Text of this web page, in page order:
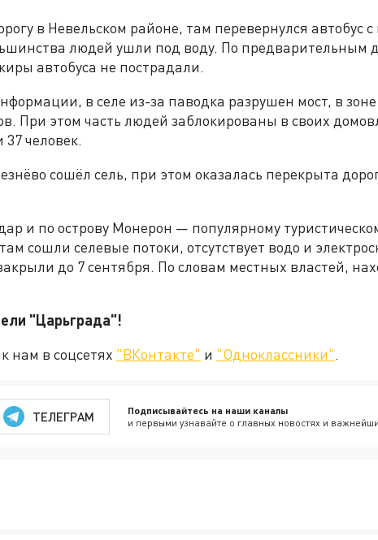
в Невельском районе, там перевернулся автобус
людей ушли под воду. По предварительным
автобуса не пострадали.
в селе из-за паводка разрушен мост, в
При этом часть людей заблокированы в своих
человек.
сошёл сель, при этом оказалась перекрыта
и по острову Монерон — популярному
сошли селевые потоки, отсутствует водо и
до 7 сентября. По словам местных властей,
"Царьграда"!
нам в соцсетях "ВКонтакте" и "Одноклассники".
ТЕЛЕГРАМ Подписывайтесь на наши каналы
и первыми узнавайте о главных новостях и